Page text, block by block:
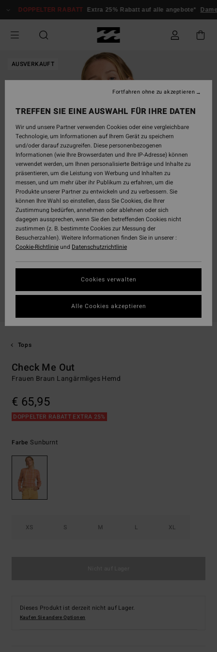
zur
springen
DOPPELTER RABATT Extra 25% Rabatt auf alle angebote*
AUSVERKAUFT
Tops
Check Me Out
Frauen Braun Langärmliges Hemd
€ 65,95
DOPPELTER RABATT EXTRA 25%
Farbe Sunburnt
XS S M L XL
Dieses Produkt ist derzeit nicht auf Lager.
Kaufen Sie andere Optionen
TREFFEN SIE EINE AUSWAHL FÜR IHRE DATEN
Wir und unsere Partner verwenden Cookies oder eine vergleichbare
Technologie, um Informationen auf Ihrem Gerät zu speichern
und/oder darauf zuzugreifen. Diese personenbezogenen
Informationen (wie Ihre Browserdaten und Ihre IP-Adresse) können
verwendet werden, um Ihnen personalisierte Beiträge und Inhalte zu
präsentieren, um die Leistung von Werbung und Inhalten zu
messen, und um mehr über ihr Publikum zu erfahren, um die
Produkte unserer Partner zu entwickeln und zu verbessern. Sie
können Ihre Wahl so einstellen, dass Sie Cookies, die Ihrer
Zustimmung bedürfen, annehmen oder ablehnen oder sich
dagegen aussprechen, wenn Sie den betreffenden Cookies nicht
zustimmen (z. B. bestimmte Cookies zur Messung der
Besucherzahlen). Weitere Informationen finden Sie in unserer :
Cookie-Richtlinieund Datenschutzrichtlinie
Cookies verwalten
Fortfahren ohne zu akzeptieren
Alle Cookies akzeptieren